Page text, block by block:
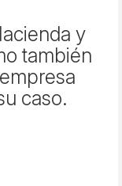
y
también
caso.